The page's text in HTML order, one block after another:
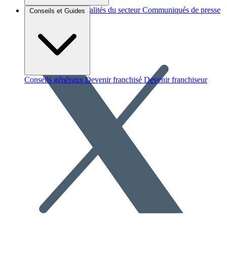
Brèves et actus Actualités du secteur Communiqués de presse
Conseils et Guides
Conseils généraux Devenir franchisé Devenir franchiseur